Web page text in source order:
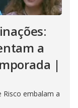
a
|
embalam a